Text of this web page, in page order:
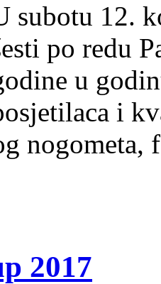
subotu 12.
po redu
u
i
nogometa,
2017